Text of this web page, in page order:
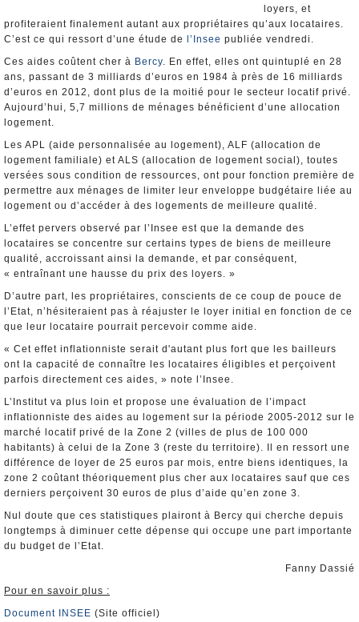
loyers, et
profiteraient finalement autant aux propriétaires qu’aux locataires.
C’est ce qui ressort d’une étude de
l’Insee publiée vendredi.
Ces aides coûtent cher à Bercy. En effet, elles ont quintuplé en 28
ans, passant de 3 milliards d’euros en 1984 à près de 16 milliards
d’euros en 2012, dont plus de la moitié pour le secteur locatif privé.
Aujourd’hui, 5,7 millions de ménages bénéficient d’une allocation
logement.
Les APL (aide personnalisée au logement), ALF (allocation de
logement familiale) et ALS (allocation de logement social), toutes
versées sous condition de ressources, ont pour fonction première de
permettre aux ménages de limiter leur enveloppe budgétaire liée au
logement ou d’accéder à des logements de meilleure qualité.
L’effet pervers observé par l’Insee est que la demande des
locataires se concentre sur certains types de biens de meilleure
qualité, accroissant ainsi la demande, et par conséquent,
« entraînant une hausse du prix des loyers. »
D’autre part, les propriétaires, conscients de ce coup de pouce de
l’Etat, n’hésiteraient pas à réajuster le loyer initial en fonction de ce
que leur locataire pourrait percevoir comme aide.
« Cet effet inflationniste serait d'autant plus fort que les bailleurs
ont la capacité de connaître les locataires éligibles et perçoivent
parfois directement ces aides, » note l’Insee.
L’Institut va plus loin et propose une évaluation de l’impact
inflationniste des aides au logement sur la période 2005-2012 sur le
marché locatif privé de la Zone 2 (villes de plus de 100 000
habitants) à celui de la Zone 3 (reste du territoire). Il en ressort une
différence de loyer de 25 euros par mois, entre biens identiques, la
zone 2 coûtant théoriquement plus cher aux locataires sauf que ces
derniers perçoivent 30 euros de plus d’aide qu’en zone 3.
Nul doute que ces statistiques plairont à Bercy qui cherche depuis
longtemps à diminuer cette dépense qui occupe une part importante
du budget de l’Etat.
Fanny Dassié
Pour en savoir plus :
Document INSEE (Site officiel)